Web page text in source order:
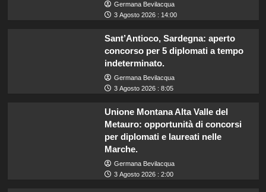
Germana Bevilacqua
3 Agosto 2026 : 14:00
Sant’Antioco, Sardegna: aperto
concorso per 5 diplomati a tempo
indeterminato.
Germana Bevilacqua
3 Agosto 2026 : 8:05
Unione Montana Alta Valle del
Metauro: opportunità di concorsi
per diplomati e laureati nelle
Marche.
Germana Bevilacqua
3 Agosto 2026 : 2:00